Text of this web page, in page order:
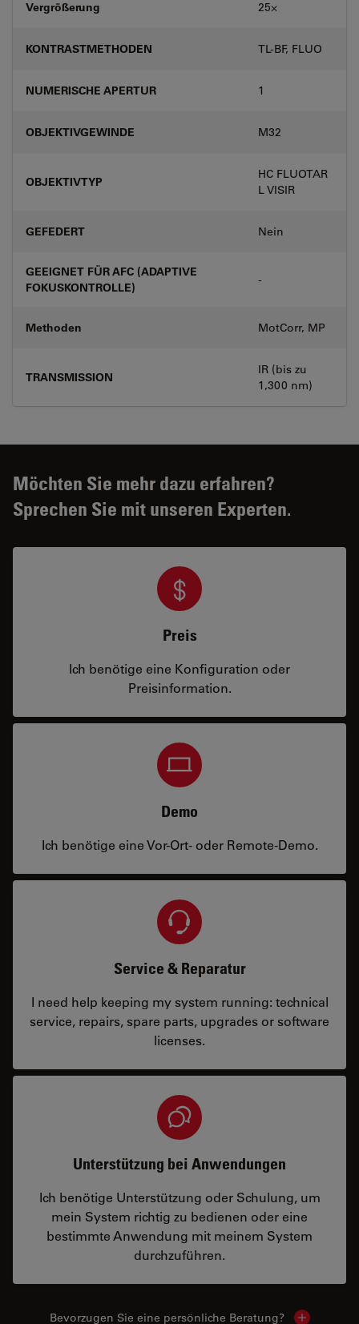
Vergrößerung 25⨉
KONTRASTMETHODEN TL-BF, FLUO
NUMERISCHE APERTUR 1
OBJEKTIVGEWINDE M32
OBJEKTIVTYP
HC FLUOTAR
L VISIR
GEFEDERT Nein
GEEIGNET FÜR AFC (ADAPTIVE
FOKUSKONTROLLE)
-
Methoden MotCorr, MP
TRANSMISSION
IR (bis zu
1,300 nm)
Möchten Sie mehr dazu erfahren?
Sprechen Sie mit unseren Experten.
Preis
Ich benötige eine Konfiguration oder
Preisinformation.
Demo
Ich benötige eine Vor-Ort- oder Remote-Demo.
Service & Reparatur
I need help keeping my system running: technical
service, repairs, spare parts, upgrades or software
licenses.
Unterstützung bei Anwendungen
Ich benötige Unterstützung oder Schulung, um
mein System richtig zu bedienen oder eine
bestimmte Anwendung mit meinem System
durchzuführen.
Bevorzugen Sie eine persönliche Beratung? Show